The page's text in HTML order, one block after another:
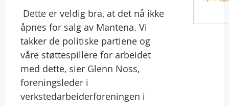
 Dette er veldig bra, at det nå ikke
åpnes for salg av Mantena. Vi
takker de politiske partiene og
våre støttespillere for arbeidet
med dette, sier Glenn Noss,
foreningsleder i
verkstedarbeiderforeningen i